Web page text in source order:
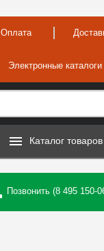
Оплата
Электронные каталоги
Каталог товаров
Позвонить (8 495 150-